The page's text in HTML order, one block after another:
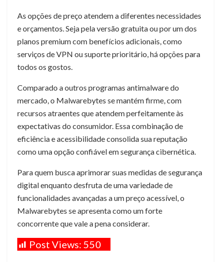
As opções de preço atendem a diferentes necessidades
e orçamentos. Seja pela versão gratuita ou por um dos
planos premium com benefícios adicionais, como
serviços de VPN ou suporte prioritário, há opções para
todos os gostos.
Comparado a outros programas antimalware do
mercado, o Malwarebytes se mantém firme, com
recursos atraentes que atendem perfeitamente às
expectativas do consumidor. Essa combinação de
eficiência e acessibilidade consolida sua reputação
como uma opção confiável em segurança cibernética.
Para quem busca aprimorar suas medidas de segurança
digital enquanto desfruta de uma variedade de
funcionalidades avançadas a um preço acessível, o
Malwarebytes se apresenta como um forte
concorrente que vale a pena considerar.
Post Views: 550